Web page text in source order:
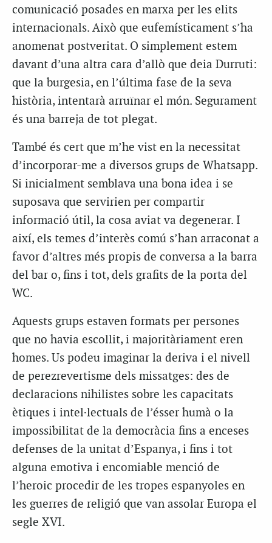
comunicació posades en marxa per les elits
internacionals. Això que eufemísticament s’ha
anomenat postveritat. O simplement estem
davant d’una altra cara d’allò que deia Durruti:
que la burgesia, en l’última fase de la seva
història, intentarà arruïnar el món. Segurament
és una barreja de tot plegat.
També és cert que m’he vist en la necessitat
d’incorporar-me a diversos grups de Whatsapp.
Si inicialment semblava una bona idea i se
suposava que servirien per compartir
informació útil, la cosa aviat va degenerar. I
així, els temes d’interès comú s’han arraconat a
favor d’altres més propis de conversa a la barra
del bar o, fins i tot, dels grafits de la porta del
WC.
Aquests grups estaven formats per persones
que no havia escollit, i majoritàriament eren
homes. Us podeu imaginar la deriva i el nivell
de perezrevertisme dels missatges: des de
declaracions nihilistes sobre les capacitats
ètiques i intel·lectuals de l’ésser humà o la
impossibilitat de la democràcia fins a enceses
defenses de la unitat d’Espanya, i fins i tot
alguna emotiva i encomiable menció de
l’heroic procedir de les tropes espanyoles en
les guerres de religió que van assolar Europa el
segle XVI.